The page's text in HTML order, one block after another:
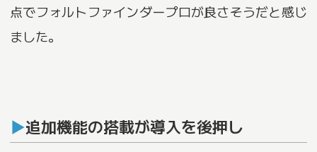
点でフォルトファインダープロが良さそうだと感じ
ました。
追加機能の搭載が導入を後押し